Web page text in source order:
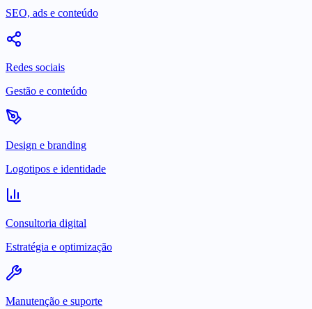
SEO, ads e conteúdo
Redes sociais
Gestão e conteúdo
Design e branding
Logotipos e identidade
Consultoria digital
Estratégia e optimização
Manutenção e suporte